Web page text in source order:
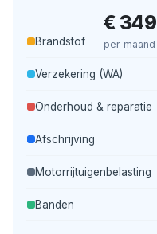
€ 349
per maand
Brandstof
Verzekering (WA)
Onderhoud & reparatie
Afschrijving
Motorrijtuigenbelasting
Banden